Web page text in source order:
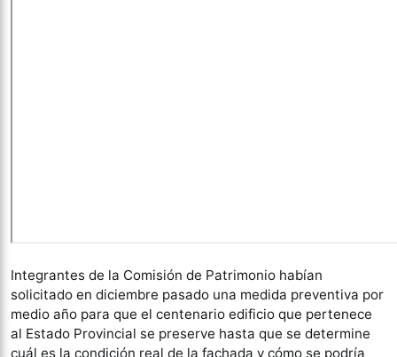
Integrantes de la Comisión de Patrimonio habían
solicitado en diciembre pasado una medida preventiva por
medio año para que el centenario edificio que pertenece
al Estado Provincial se preserve hasta que se determine
cuál es la condición real de la fachada y cómo se podría